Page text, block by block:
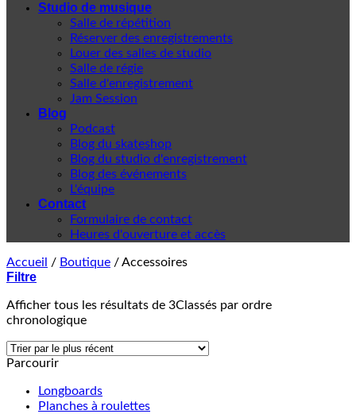
Studio de musique
Salle de répétition
Réserver des enregistrements
Louer des salles de studio
Salle de régie
Salle d'enregistrement
Jam Session
Blog
Podcast
Blog du skateshop
Blog du studio d'enregistrement
Blog des événements
L'équipe
Contact
Formulaire de contact
Heures d'ouverture et accès
Accueil / Boutique /Accessoires
Filtre
Afficher tous les résultats de 3Classés par ordre
chronologique
Parcourir
Longboards
Planches à roulettes